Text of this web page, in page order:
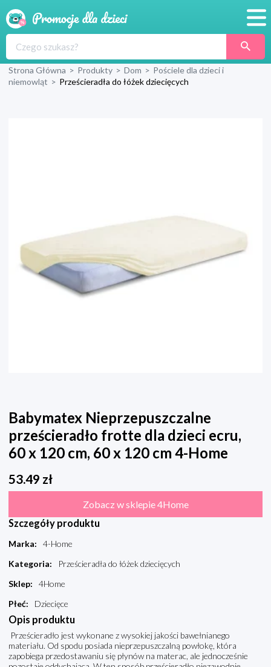
Produkty
Strona Główna > Produkty > Dom > Pościele dla dzieci i
niemowląt > Prześcieradła do łóżek dziecięcych
Babymatex Nieprzepuszczalne
prześcieradło frotte dla dzieci ecru,
60 x 120 cm, 60 x 120 cm 4-Home
53.49 zł
Zobacz w sklepie 4Home
Szczegóły produktu
Marka:
4-Home
Kategoria:
Prześcieradła do łóżek dziecięcych
Sklep:
4Home
Płeć: Dziecięce
Opis produktu
Prześcieradło jest wykonane z wysokiej jakości bawełnianego
materiału. Od spodu posiada nieprzepuszczalną powłokę, która
zapobiega przedostawaniu się płynów na materac, ale jednocześnie